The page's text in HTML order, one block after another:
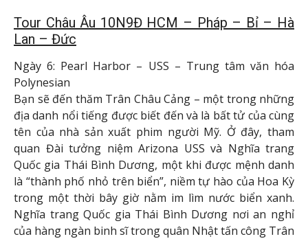
Tour Châu Âu 10N9Đ HCM – Pháp – Bỉ – Hà
Lan – Đức
Ngày 6: Pearl Harbor – USS – Trung tâm văn hóa
Polynesian
Bạn sẽ đến thăm Trân Châu Cảng – một trong những
địa danh nổi tiếng được biết đến và là bất tử của cùng
tên của nhà sản xuất phim người Mỹ. Ở đây, tham
quan Đài tưởng niệm Arizona USS và Nghĩa trang
Quốc gia Thái Bình Dương, một khi được mệnh danh
là “thành phố nhỏ trên biển”, niềm tự hào của Hoa Kỳ
trong một thời bây giờ nằm ​​im lìm nước biển xanh.
Nghĩa trang Quốc gia Thái Bình Dương nơi an nghỉ
của hàng ngàn binh sĩ trong quân Nhật tấn công Trân